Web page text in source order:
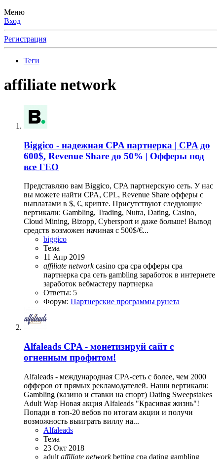
Меню
Вход
Регистрация
Теги
affiliate network
Biggico - надежная CPA партнерка | CPA до
600$, Revenue Share до 50% | Офферы под
все ГЕО
Представляю вам Biggico, CPA партнерскую сеть. У нас
вы можете найти CPA, CPL, Revenue Share офферы с
выплатами в $, €, крипте. Присутствуют следующие
вертикали: Gambling, Trading, Nutra, Dating, Casino,
Cloud Mining, Bizopp, Cybersport и даже больше! Вывод
средств возможен начиная с 500$/€...
biggico
Тема
11 Апр 2019
affiliate network casino cpa cpa офферы cpa
партнерка cpa сеть gambling заработок в интернете
заработок вебмастеру партнерка
Ответы: 5
Форум: Партнерские программы рунета
Alfaleads CPA - монетизируй сайт с
огненным профитом!
Alfaleads - международная CPA-сеть с более, чем 2000
офферов от прямых рекламодателей. Наши вертикали:
Gambling (казино и ставки на спорт) Dating Sweepstakes
Adult Wap Новая акция Alfaleads "Красивая жизнь"!
Попади в топ-20 вебов по итогам акции и получи
возможность выиграть виллу на...
Alfaleads
Тема
23 Окт 2018
adult affiliate network betting cpa dating gambling